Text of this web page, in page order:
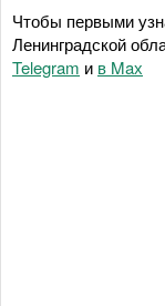
Чтобы первыми
Ленинградской
Telegram и в Maх